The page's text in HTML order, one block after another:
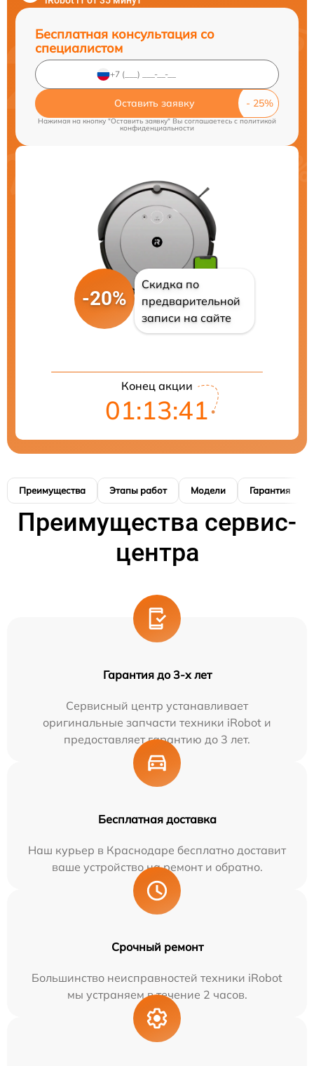
Бесплатная консультация со
специалистом
Оставить заявку
Нажимая на кнопку "Оставить заявку" Вы соглашаетесь cполитикой
конфиденциальности
-20%
Скидка по
предварительной
записи на сайте
Конец акции
01:13:40
Преимущества Этапы работ Модели Гарантия
Преимущества сервис-
центра
Гарантия до 3-х лет
Сервисный центр устанавливает
оригинальные запчасти техники iRobot и
предоставляет гарантию до 3 лет.
Бесплатная доставка
Наш курьер в Краснодаре бесплатно доставит
ваше устройство на ремонт и обратно.
Срочный ремонт
Большинство неисправностей техники iRobot
мы устраняем в течение 2 часов.